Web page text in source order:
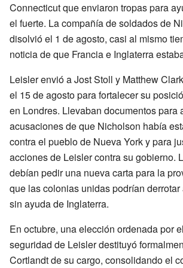
Connecticut que enviaron tropas para
el fuerte. La compañía de soldados de
disolvió el 1 de agosto, casi al mismo
noticia de que Francia e Inglaterra
Leisler envió a Jost Stoll y Matthew
el 15 de agosto para fortalecer su
en Londres. Llevaban documentos para
acusaciones de que Nicholson había
contra el pueblo de Nueva York y para
acciones de Leisler contra su gobierno.
debían pedir una nueva carta para la
que las colonias unidas podrían derrotar
sin ayuda de Inglaterra.
En octubre, una elección ordenada por
seguridad de Leisler destituyó
Cortlandt de su cargo, consolidando el